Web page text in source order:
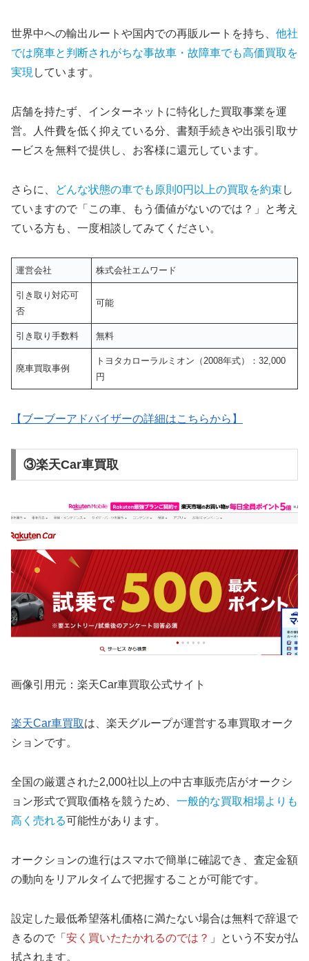
世界中への輸出ルートや国内での再販ルートを持ち、 他社
では廃車と判断されがちな事故車・故障車でも高価買取を
実現 しています。
店舗を持たず、インターネットに特化した買取事業を運
営。人件費を低く抑えている分、書類手続きや出張引取サ
ービスを無料で提供し、お客様に還元しています。
さらに、 どんな状態の車でも原則0円以上の買取を約束 し
ていますので「この車、もう価値がないのでは？」と考え
ている方も、一度相談してみてください。
運営会社 株式会社エムワード
引き取り対応可
否
可能
引き取り手数料 無料
廃車買取事例
トヨタカローラルミオン（2008年式）：32,000
円
【ブーブーアドバイザーの詳細はこちらから】
③楽天Car車買取
画像引用元：楽天Car車買取公式サイト
楽天Car車買取は、楽天グループが運営する車買取オーク
ションです。
全国の厳選された2,000社以上の中古車販売店がオークシ
ョン形式で買取価格を競うため、 一般的な買取相場よりも
高く売れる可能性があります。
オークションの進行はスマホで簡単に確認でき、査定金額
の動向をリアルタイムで把握することが可能です。
設定した最低希望落札価格に満たない場合は無料で辞退で
きるので「 安く買いたたかれるのでは？ 」という不安が払
拭されます。